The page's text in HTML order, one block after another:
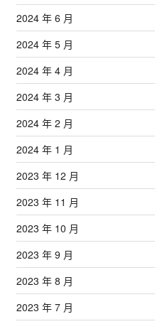
2024 年 6 月
2024 年 5 月
2024 年 4 月
2024 年 3 月
2024 年 2 月
2024 年 1 月
2023 年 12 月
2023 年 11 月
2023 年 10 月
2023 年 9 月
2023 年 8 月
2023 年 7 月